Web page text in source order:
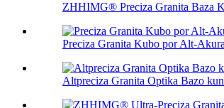
ZHHIMG® Preciza Granita Baza
Preciza Granita Kubo por Alt-
Altpreciza Granita Optika Bazo